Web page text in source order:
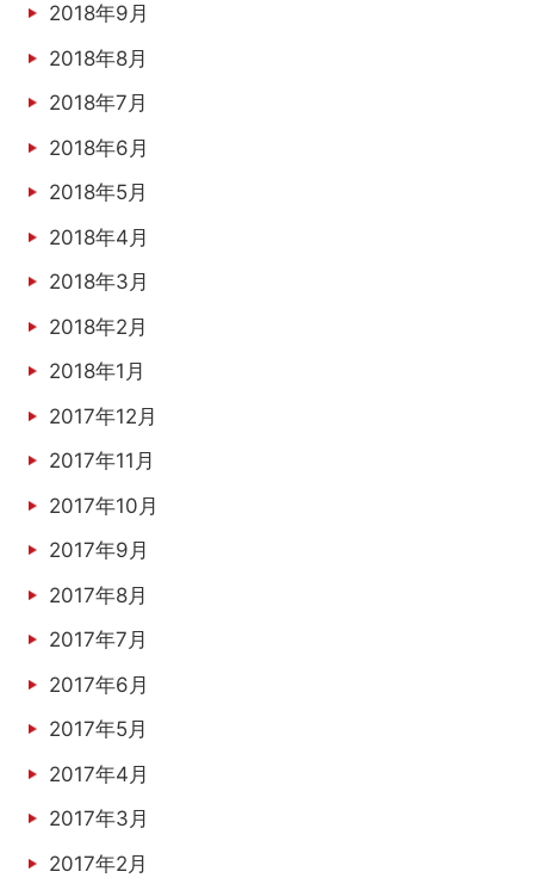
2018年9月
2018年8月
2018年7月
2018年6月
2018年5月
2018年4月
2018年3月
2018年2月
2018年1月
2017年12月
2017年11月
2017年10月
2017年9月
2017年8月
2017年7月
2017年6月
2017年5月
2017年4月
2017年3月
2017年2月